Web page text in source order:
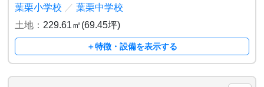
葉栗小学校 ／ 葉栗中学校
土地： 229.61㎡(69.45坪)
＋特徴・設備を表示する